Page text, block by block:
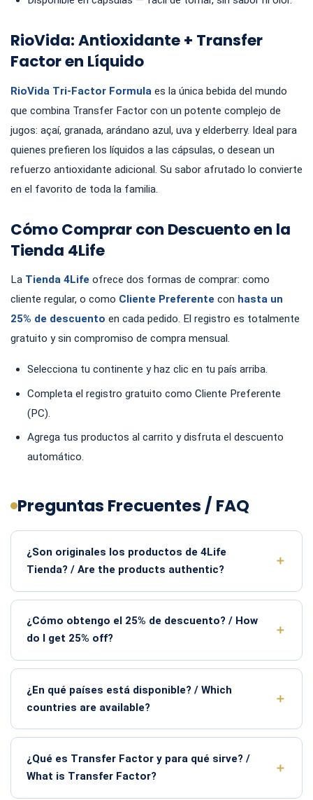
RioVida: Antioxidante + Transfer
Factor en Líquido
RioVida Tri-Factor Formula es la única bebida del mundo
que combina Transfer Factor con un potente complejo de
jugos: açaí, granada, arándano azul, uva y elderberry. Ideal para
quienes prefieren los líquidos a las cápsulas, o desean un
refuerzo antioxidante adicional. Su sabor afrutado lo convierte
en el favorito de toda la familia.
Cómo Comprar con Descuento en la
Tienda 4Life
La Tienda 4Life ofrece dos formas de comprar: como
cliente regular, o como Cliente Preferente con hasta un
25% de descuento en cada pedido. El registro es totalmente
gratuito y sin compromiso de compra mensual.
Selecciona tu continente y haz clic en tu país arriba.
Completa el registro gratuito como Cliente Preferente
(PC).
Agrega tus productos al carrito y disfruta el descuento
automático.
Preguntas Frecuentes / FAQ
¿Son originales los productos de 4Life
Tienda? / Are the products authentic?
¿Cómo obtengo el 25% de descuento? / How
do I get 25% off?
¿En qué países está disponible? / Which
countries are available?
¿Qué es Transfer Factor y para qué sirve? /
What is Transfer Factor?